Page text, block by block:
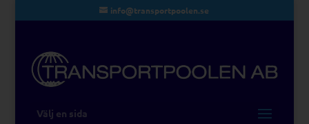
info@transportpoolen.se
Välj en sida